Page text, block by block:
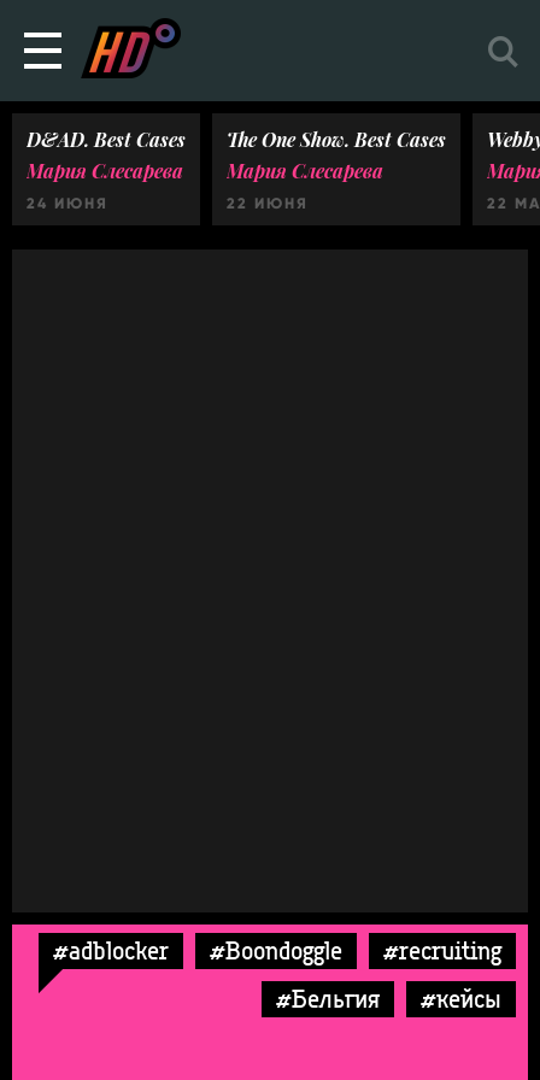
D&AD. Best Cases
Мария Слесарева
24 ИЮНЯ
The One Show. Best Cases
Мария Слесарева
22 ИЮНЯ 22
#adblocker #Boondoggle
#recruiting
#Бельгия
#кейсы